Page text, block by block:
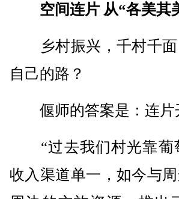
空间连片 从“各美其
乡村振兴，千村千面
自己的路？
偃师的答案是：连片
“过去我们村光靠葡
收入渠道单一，如今与